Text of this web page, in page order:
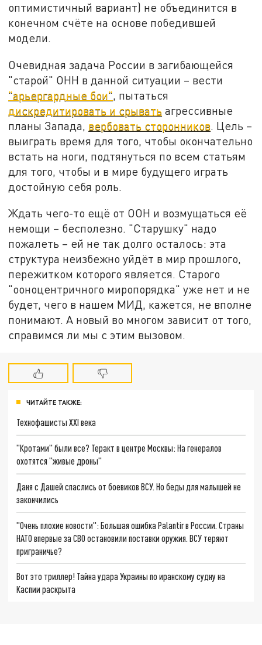
оптимистичный вариант) не объединится в
конечном счёте на основе победившей
модели.
Очевидная задача России в загибающейся
"старой" ОНН в данной ситуации – вести
"арьергардные бои", пытаться
дискредитировать и срывать агрессивные
планы Запада, вербовать сторонников. Цель –
выиграть время для того, чтобы окончательно
встать на ноги, подтянуться по всем статьям
для того, чтобы и в мире будущего играть
достойную себя роль.
Ждать чего-то ещё от ООН и возмущаться её
немощи – бесполезно. "Старушку" надо
пожалеть – ей не так долго осталось: эта
структура неизбежно уйдёт в мир прошлого,
пережитком которого является. Старого
"ооноцентричного миропорядка" уже нет и не
будет, чего в нашем МИД, кажется, не вполне
понимают. А новый во многом зависит от того,
справимся ли мы с этим вызовом.
ЧИТАЙТЕ ТАКЖЕ:
Технофашисты XXI века
"Кротами" были все? Теракт в центре Москвы: На генералов
охотятся "живые дроны"
Даня с Дашей спаслись от боевиков ВСУ. Но беды для малышей не
закончились
"Очень плохие новости": Большая ошибка Palantir в России. Страны
НАТО впервые за СВО остановили поставки оружия. ВСУ теряют
приграничье?
Вот это триллер! Тайна удара Украины по иранскому судну на
Каспии раскрыта